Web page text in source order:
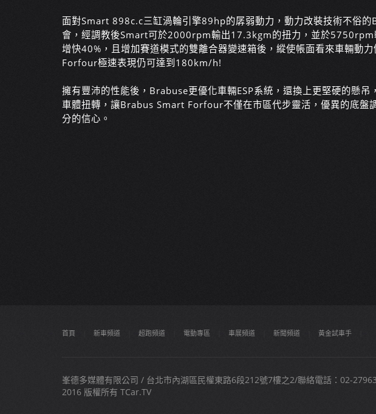
面對Smart 898c.c三缸渦輪引擎89hp的孱弱動力，動力改裝技術不俗的
會，經調教後Smart可於2000rpm輸出17.3kgm的扭力，並於
增快40%，且增加賽道模式的雙離合器變速箱後，縱使帳面看來車輛動
Forfour極速表現仍可達到180km/h!
擁有豐沛的性能後，Brabuse更優化車輛ESP系統 ，還換上更堅硬的懸
車體扭轉，讓Brabus Smart Forfour不僅在市區代步靈活，優異的底盤
分的信心。
首頁 新車頻道 超跑頻道 電動專區 車展頻道 新聞頻道 黃金試車手
峯德多媒體有限公司 / 台北市內湖區民權東路6段212號7樓之2/聯絡電話：02-
2016 版權所有 TCar.TV